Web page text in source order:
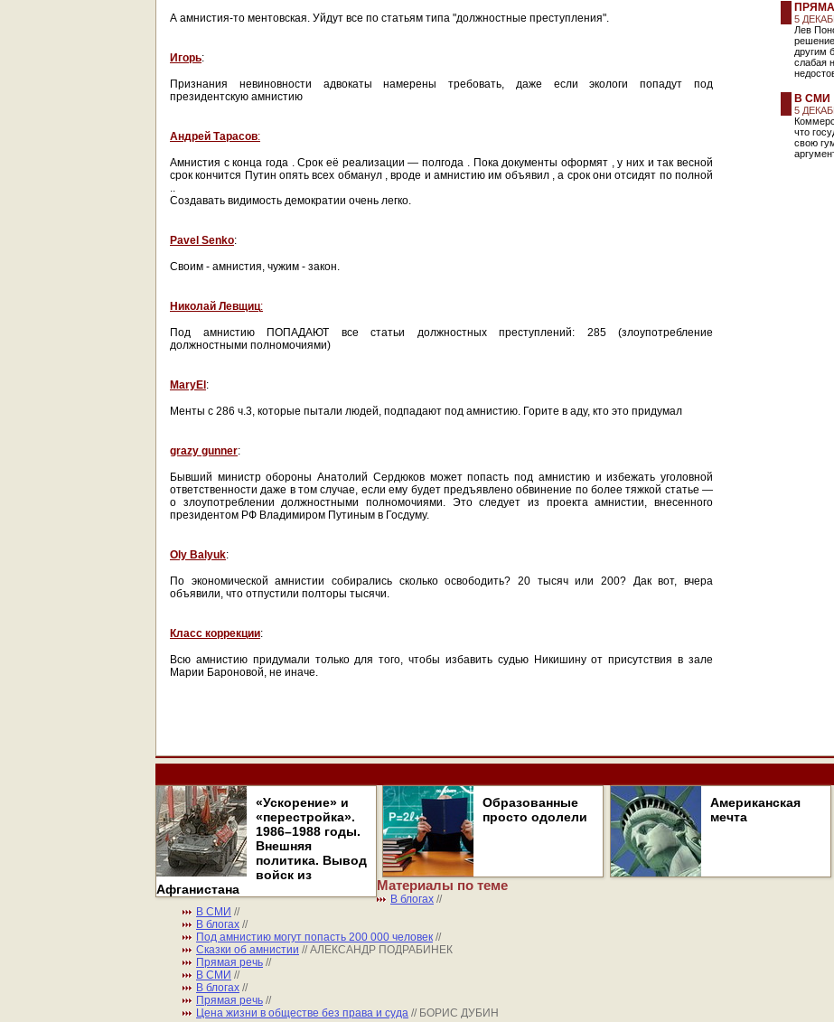
А амнистия-то ментовская. Уйдут все по статьям типа "должностные преступления".
Игорь:
Признания невиновности адвокаты намерены требовать, даже если экологи попадут под
президентскую амнистию
Андрей Тарасов:
Амнистия с конца года . Cрок её реализации — полгода . Пока документы оформят , у них и так весной
срок кончится Путин опять всех обманул , вроде и амнистию им объявил , а срок они отсидят по полной
..
Создавать видимость демократии очень легко.
Pavel Senko:
Своим - амнистия, чужим - закон.
Николай Левщиц:
Под амнистию ПОПАДАЮТ все статьи должностных преступлений: 285 (злоупотребление
должностными полномочиями)
MaryEl :
Менты с 286 ч.3, которые пытали людей, подпадают под амнистию. Горите в аду, кто это придумал
grazy gunner:
Бывший министр обороны Анатолий Сердюков может попасть под амнистию и избежать уголовной
ответственности даже в том случае, если ему будет предъявлено обвинение по более тяжкой статье —
о злоупотреблении должностными полномочиями. Это следует из проекта амнистии, внесенного
президентом РФ Владимиром Путиным в Госдуму.
Oly Balyuk:
По экономической амнистии собирались сколько освободить? 20 тысяч или 200? Дак вот, вчера
объявили, что отпустили полторы тысячи.
Класс коррекции:
Всю амнистию придумали только для того, чтобы избавить судью Никишину от присутствия в зале
Марии Бароновой, не иначе.
5
Лев
другим
слабая
В СМИ
5
что
свою
«Ускорение» и
«перестройка».
1986–1988 годы.
Внешняя
политика. Вывод
войск из
Афганистана
Образованные
просто одолели
Американская
мечта
Материалы по теме
В блогах //
В СМИ //
В блогах //
Под амнистию могут попасть 200 000 человек //
Сказки об амнистии // АЛЕКСАНДР ПОДРАБИНЕК
Прямая речь //
В СМИ //
В блогах //
Прямая речь //
Цена жизни в обществе без права и суда // БОРИС ДУБИН